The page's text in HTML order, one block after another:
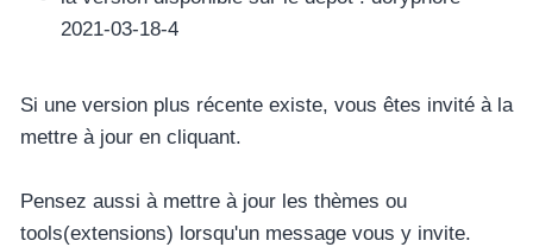
2021-03-18-4
Si une version plus récente existe, vous êtes invité à la
mettre à jour en cliquant.
Pensez aussi à mettre à jour les thèmes ou
tools(extensions) lorsqu'un message vous y invite.